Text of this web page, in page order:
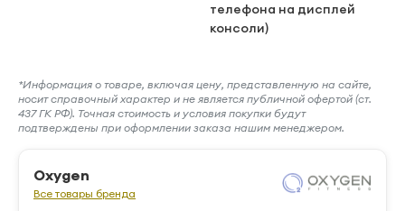
телефона на дисплей
консоли)
*Информация о товаре, включая цену, представленную на сайте,
носит справочный характер и не является публичной офертой (ст.
437 ГК РФ). Точная стоимость и условия покупки будут
подтверждены при оформлении заказа нашим менеджером.
Oxygen
Все товары бренда